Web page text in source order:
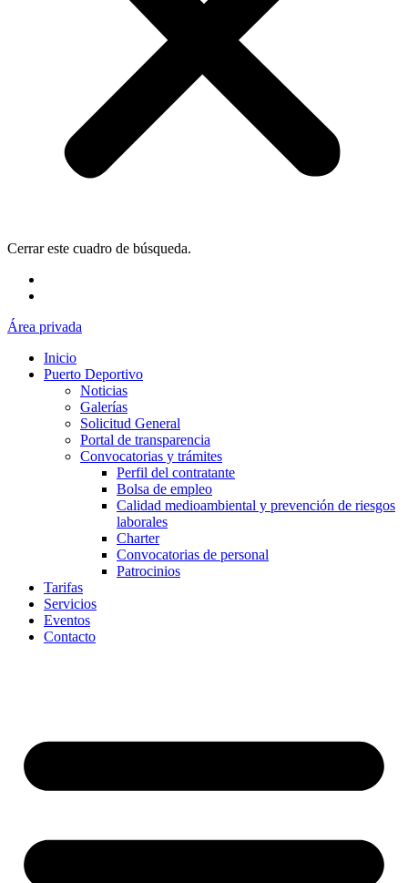
Cerrar este cuadro de búsqueda.
Área privada
Inicio
Puerto Deportivo
Noticias
Galerías
Solicitud General
Portal de transparencia
Convocatorias y trámites
Perfil del contratante
Bolsa de empleo
Calidad medioambiental y prevención de riesgos
laborales
Charter
Convocatorias de personal
Patrocinios
Tarifas
Servicios
Eventos
Contacto